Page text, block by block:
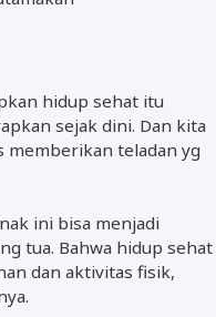
hidup sehat itu
sejak dini. Dan kita
memberikan teladan yg
ini bisa menjadi
tua. Bahwa hidup sehat
dan aktivitas fisik,